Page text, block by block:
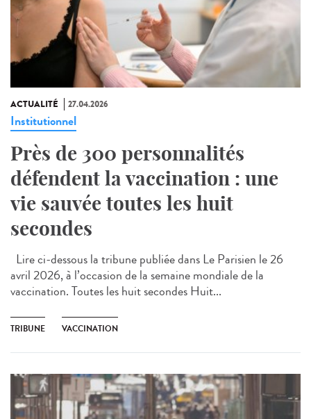
ACTUALITÉ 27.04.2026
Institutionnel
Près de 300 personnalités
défendent la vaccination : une
vie sauvée toutes les huit
secondes
Lire ci-dessous la tribune publiée dans Le Parisien le 26
avril 2026, à l’occasion de la semaine mondiale de la
vaccination. Toutes les huit secondes Huit...
TRIBUNE VACCINATION